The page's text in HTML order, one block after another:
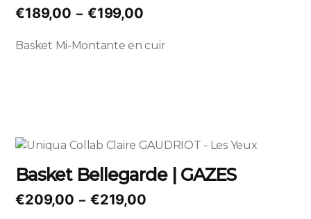
€189,00 – €199,00Plage
prix :
Basket Mi-Montante en cuir
Les
peuvent
page
du
produit
Basket Bellegarde | GAZES
€209,00 – €219,00Plage
Ce
a
plusieurs
variations.